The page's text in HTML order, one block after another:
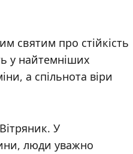
святим про стійкість
у найтемніших
а спільнота віри
У
люди уважно